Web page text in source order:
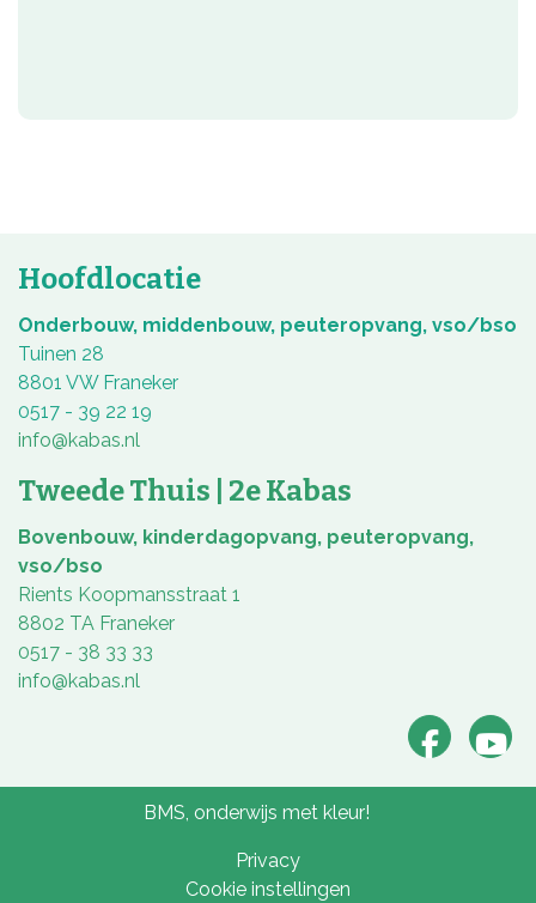
Hoofdlocatie
Onderbouw, middenbouw, peuteropvang, vso/bso
Tuinen 28
8801 VW Franeker
0517 - 39 22 19
info@kabas.nl
Tweede Thuis | 2e Kabas
Bovenbouw, kinderdagopvang, peuteropvang,
vso/bso
Rients Koopmansstraat 1
8802 TA Franeker
0517 - 38 33 33
info@kabas.nl
BMS, onderwijs met kleur!
Privacy
Cookie instellingen